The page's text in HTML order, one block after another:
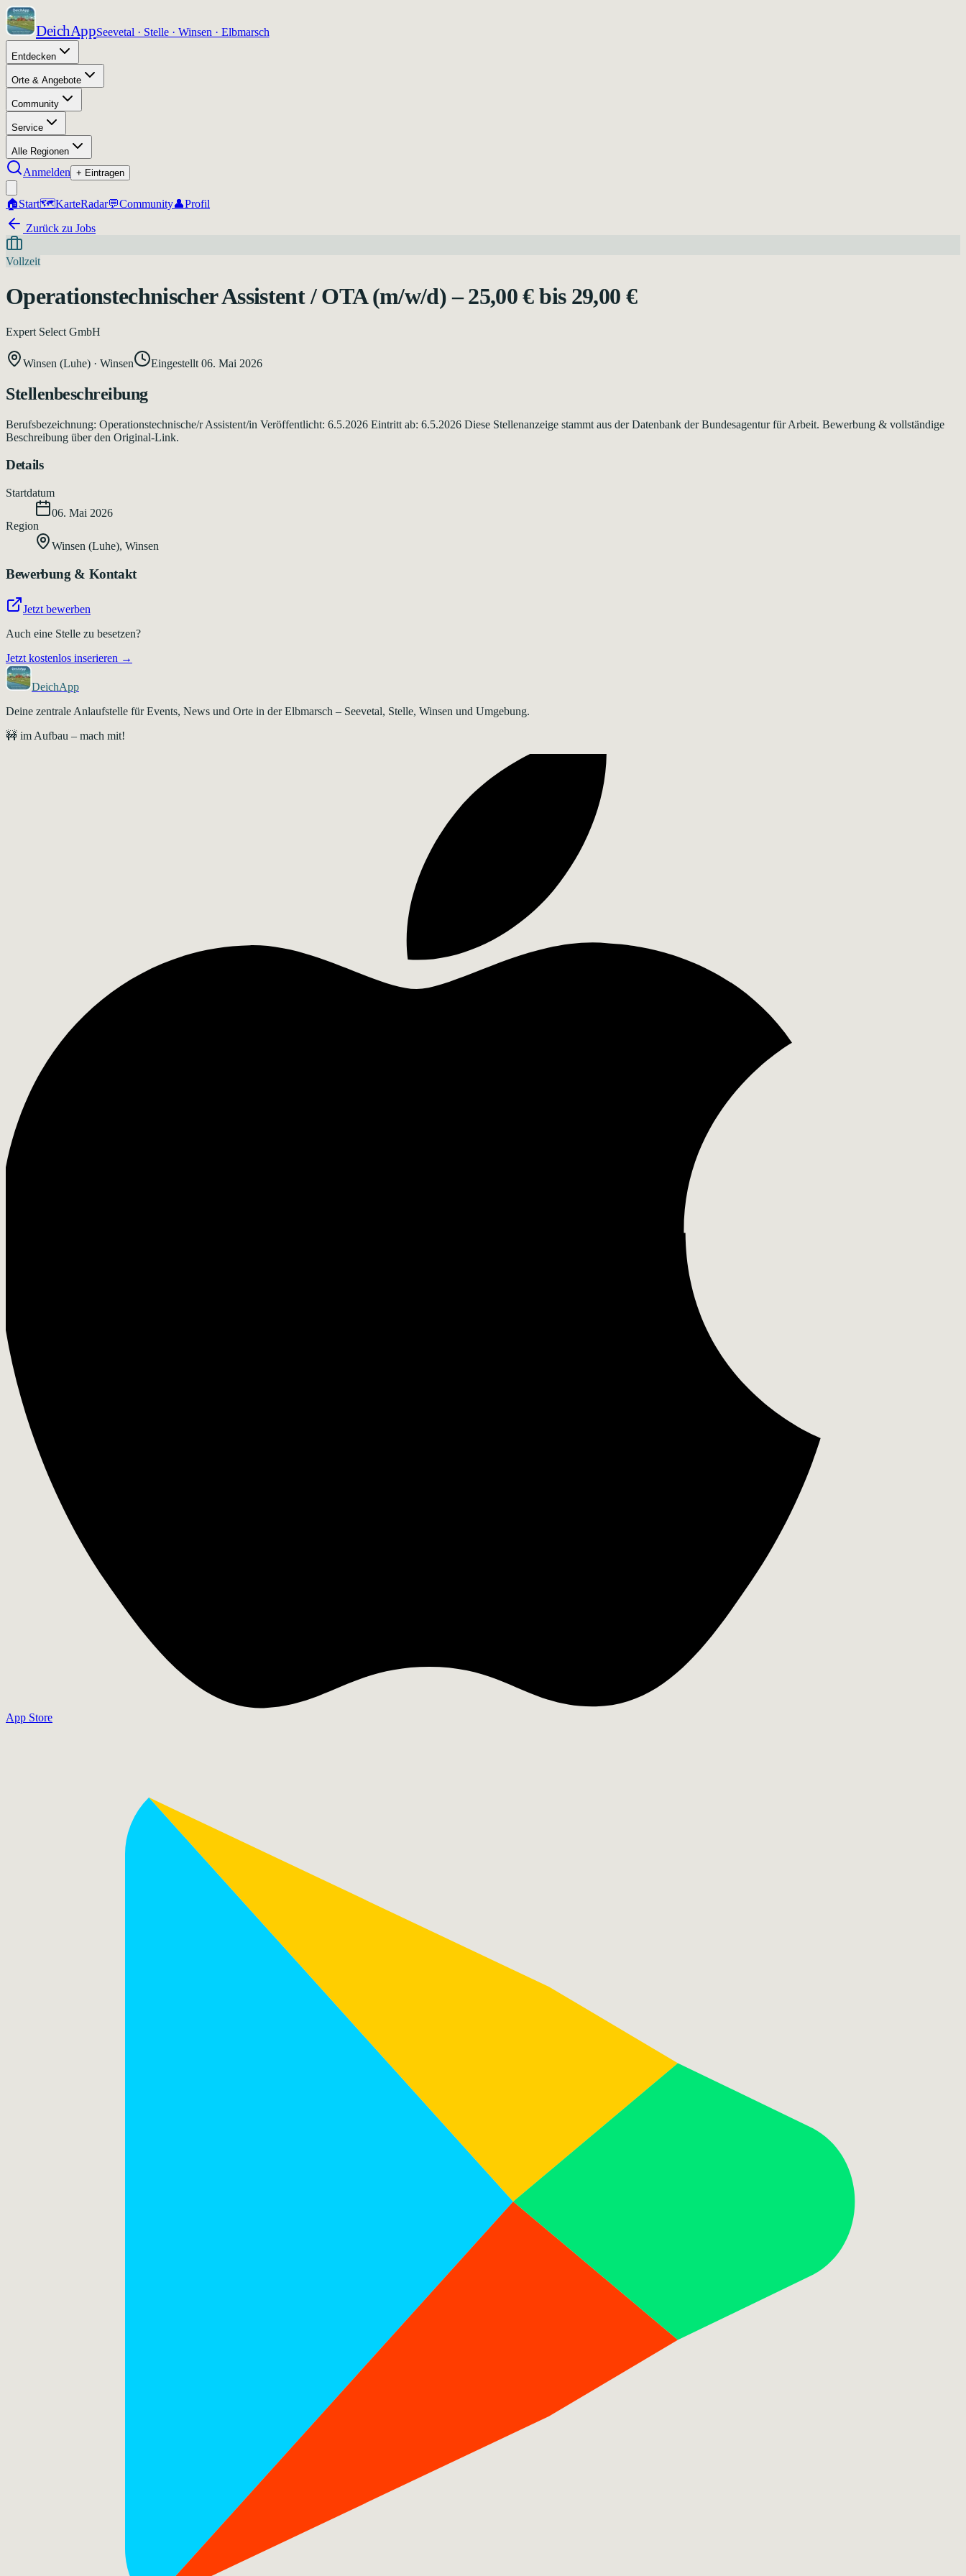
DeichAppSeevetal · Stelle · Winsen · Elbmarsch
Entdecken
Orte & Angebote
Community
Service
Alle Regionen
Anmelden + Eintragen
🏠Start🗺️KarteRadar💬Community👤Profil
Zurück zu Jobs
Vollzeit
Operationstechnischer Assistent / OTA (m/w/d) – 25,00 € bis 29,00 €
Expert Select GmbH
Winsen (Luhe) · Winsen Eingestellt 06. Mai 2026
Stellenbeschreibung
Berufsbezeichnung: Operationstechnische/r Assistent/in Veröffentlicht: 6.5.2026 Eintritt ab: 6.5.2026 Diese Stellenanzeige stammt aus der Datenbank der Bundesagentur für Arbeit. Bewerbung & vollständige
Beschreibung über den Original-Link.
Details
Startdatum
06. Mai 2026
Region
Winsen (Luhe), Winsen
Bewerbung & Kontakt
Jetzt bewerben
Auch eine Stelle zu besetzen?
Jetzt kostenlos inserieren →
DeichApp
Deine zentrale Anlaufstelle für Events, News und Orte in der Elbmarsch – Seevetal, Stelle, Winsen und Umgebung.
🚧 im Aufbau – mach mit!
App Store